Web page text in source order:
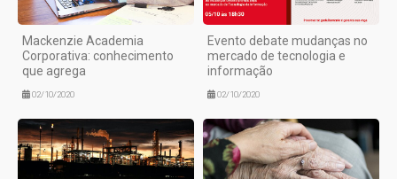
Mackenzie Academia
Corporativa: conhecimento
que agrega
02/10/2020
Evento debate mudanças no
mercado de tecnologia e
informação
02/10/2020